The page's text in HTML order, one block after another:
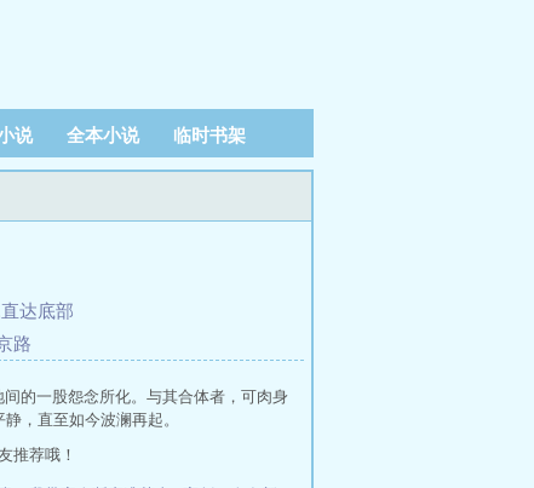
说 全本小说 临时书架
直达底部
路
的一股怨念所化。与其合体者，可肉身
，直至如今波澜再起。
推荐哦！